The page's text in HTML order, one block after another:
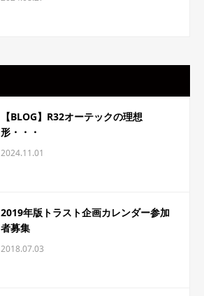
【BLOG】R32オーテックの理想
形・・・
2024.11.01
2019年版トラスト企画カレンダー参加
者募集
2018.07.03